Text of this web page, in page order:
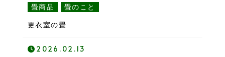
畳商品 畳のこと
更衣室の畳
2026.02.13